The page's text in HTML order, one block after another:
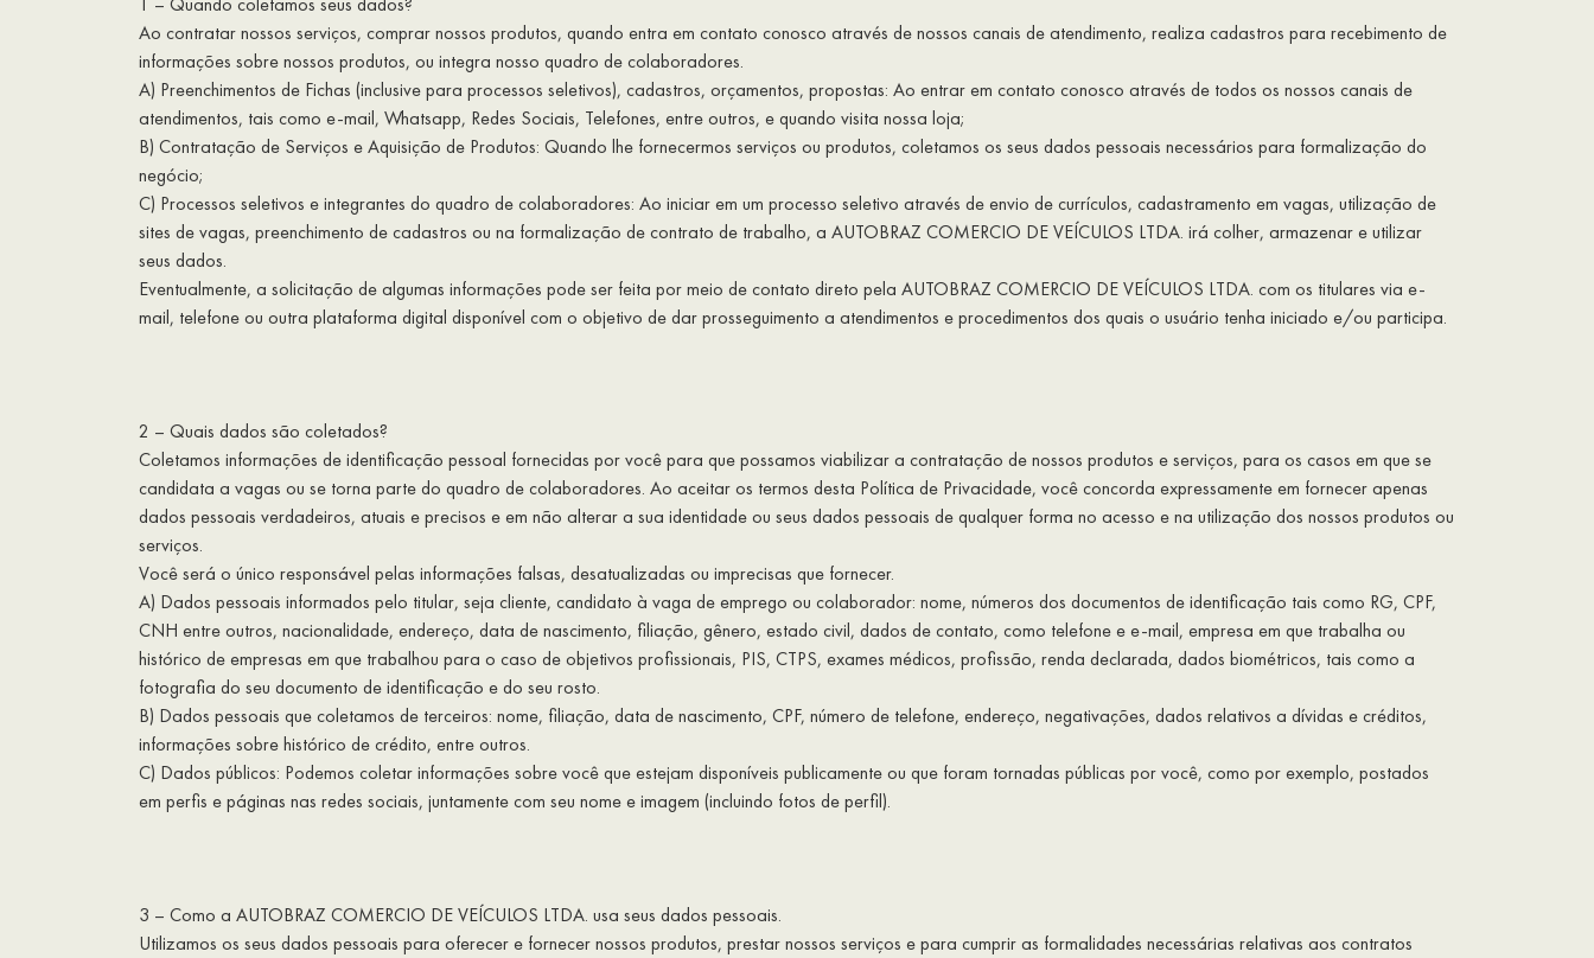
Ao contratar nossos serviços, comprar nossos produtos, quando entra em contato conosco através de nossos canais de atendimento, realiza cadastros para recebimento de
informações sobre nossos produtos, ou integra nosso quadro de colaboradores.
A) Preenchimentos de Fichas (inclusive para processos seletivos), cadastros, orçamentos, propostas: Ao entrar em contato conosco através de todos os nossos canais de
atendimentos, tais como e-mail, Whatsapp, Redes Sociais, Telefones, entre outros, e quando visita nossa loja;
B) Contratação de Serviços e Aquisição de Produtos: Quando lhe fornecermos serviços ou produtos, coletamos os seus dados pessoais necessários para formalização do
negócio;
C) Processos seletivos e integrantes do quadro de colaboradores: Ao iniciar em um processo seletivo através de envio de currículos, cadastramento em vagas, utilização de
sites de vagas, preenchimento de cadastros ou na formalização de contrato de trabalho, a AUTOBRAZ COMERCIO DE VEÍCULOS LTDA. irá colher, armazenar e utilizar
seus dados.
Eventualmente, a solicitação de algumas informações pode ser feita por meio de contato direto pela AUTOBRAZ COMERCIO DE VEÍCULOS LTDA. com os titulares via e-
mail, telefone ou outra plataforma digital disponível com o objetivo de dar prosseguimento a atendimentos e procedimentos dos quais o usuário tenha iniciado e/ou participa.
2 – Quais dados são coletados?
Coletamos informações de identificação pessoal fornecidas por você para que possamos viabilizar a contratação de nossos produtos e serviços, para os casos em que se
candidata a vagas ou se torna parte do quadro de colaboradores. Ao aceitar os termos desta Política de Privacidade, você concorda expressamente em fornecer apenas
dados pessoais verdadeiros, atuais e precisos e em não alterar a sua identidade ou seus dados pessoais de qualquer forma no acesso e na utilização dos nossos produtos ou
serviços.
Você será o único responsável pelas informações falsas, desatualizadas ou imprecisas que fornecer.
A) Dados pessoais informados pelo titular, seja cliente, candidato à vaga de emprego ou colaborador: nome, números dos documentos de identificação tais como RG, CPF,
CNH entre outros, nacionalidade, endereço, data de nascimento, filiação, gênero, estado civil, dados de contato, como telefone e e-mail, empresa em que trabalha ou
histórico de empresas em que trabalhou para o caso de objetivos profissionais, PIS, CTPS, exames médicos, profissão, renda declarada, dados biométricos, tais como a
fotografia do seu documento de identificação e do seu rosto.
B) Dados pessoais que coletamos de terceiros: nome, filiação, data de nascimento, CPF, número de telefone, endereço, negativações, dados relativos a dívidas e créditos,
informações sobre histórico de crédito, entre outros.
C) Dados públicos: Podemos coletar informações sobre você que estejam disponíveis publicamente ou que foram tornadas públicas por você, como por exemplo, postados
em perfis e páginas nas redes sociais, juntamente com seu nome e imagem (incluindo fotos de perfil).
3 – Como a AUTOBRAZ COMERCIO DE VEÍCULOS LTDA. usa seus dados pessoais.
Utilizamos os seus dados pessoais para oferecer e fornecer nossos produtos, prestar nossos serviços e para cumprir as formalidades necessárias relativas aos contratos